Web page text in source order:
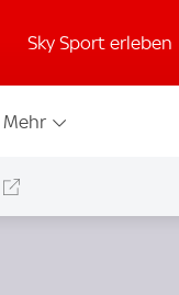
Sky Sport erleben
Mehr